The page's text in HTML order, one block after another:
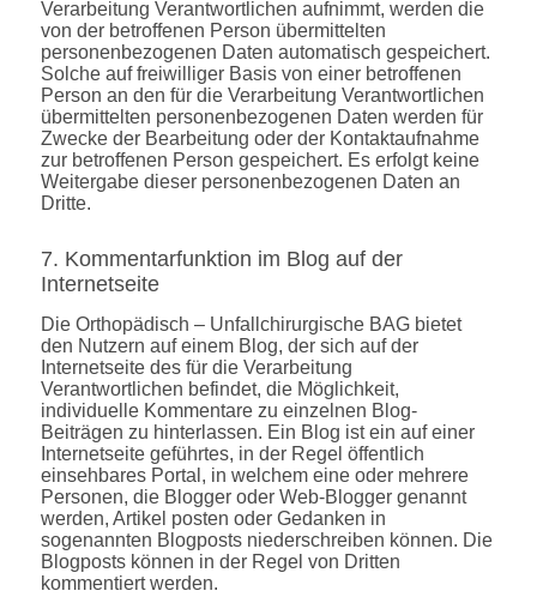
Verarbeitung Verantwortlichen aufnimmt, werden die
von der betroffenen Person übermittelten
personenbezogenen Daten automatisch gespeichert.
Solche auf freiwilliger Basis von einer betroffenen
Person an den für die Verarbeitung Verantwortlichen
übermittelten personenbezogenen Daten werden für
Zwecke der Bearbeitung oder der Kontaktaufnahme
zur betroffenen Person gespeichert. Es erfolgt keine
Weitergabe dieser personenbezogenen Daten an
Dritte.
7. Kommentarfunktion im Blog auf der
Internetseite
Die Orthopädisch – Unfallchirurgische BAG bietet
den Nutzern auf einem Blog, der sich auf der
Internetseite des für die Verarbeitung
Verantwortlichen befindet, die Möglichkeit,
individuelle Kommentare zu einzelnen Blog-
Beiträgen zu hinterlassen. Ein Blog ist ein auf einer
Internetseite geführtes, in der Regel öffentlich
einsehbares Portal, in welchem eine oder mehrere
Personen, die Blogger oder Web-Blogger genannt
werden, Artikel posten oder Gedanken in
sogenannten Blogposts niederschreiben können. Die
Blogposts können in der Regel von Dritten
kommentiert werden.